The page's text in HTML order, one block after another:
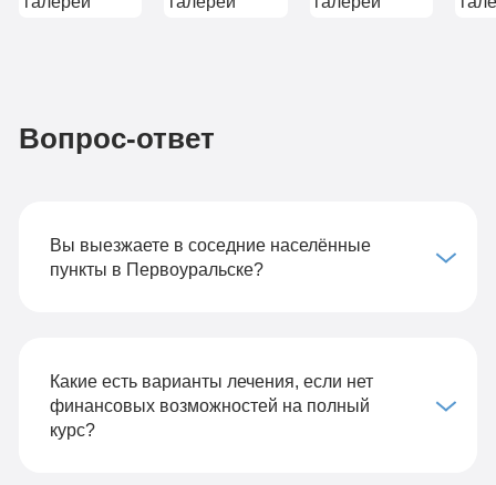
Вопрос-ответ
Вы выезжаете в соседние населённые
пункты в Первоуральске?
Какие есть варианты лечения, если нет
финансовых возможностей на полный
курс?